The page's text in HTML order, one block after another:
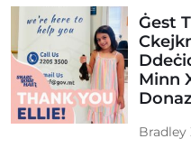
Ġest
Minn
Bradley